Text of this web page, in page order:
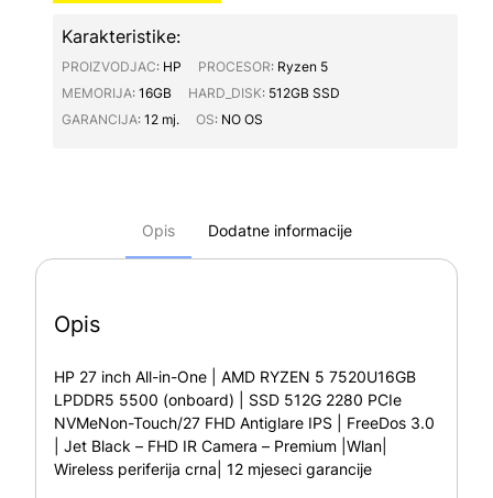
Karakteristike:
PROIZVODJAC∶ HP PROCESOR∶ Ryzen 5
MEMORIJA∶ 16GB HARD_DISK∶ 512GB SSD
GARANCIJA∶ 12 mj. OS∶ NO OS
Opis Dodatne informacije
Opis
HP 27 inch All-in-One | AMD RYZEN 5 7520U16GB
LPDDR5 5500 (onboard) | SSD 512G 2280 PCIe
NVMeNon-Touch/27 FHD Antiglare IPS | FreeDos 3.0
| Jet Black – FHD IR Camera – Premium |Wlan|
Wireless periferija crna| 12 mjeseci garancije